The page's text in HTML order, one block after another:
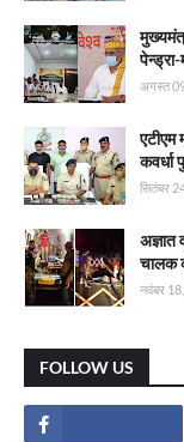
अगस्त
एटीएम
कवर्धा
सितंबर
अज्ञात
चालक
नवंबर
FOLLOW US